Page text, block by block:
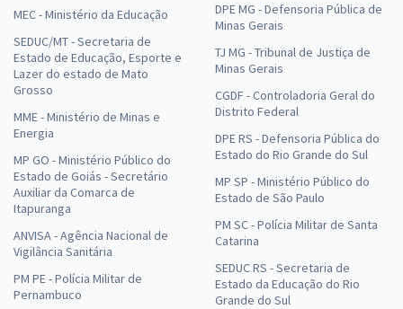
MEC - Ministério da Educação
SEDUC/MT - Secretaria de
Estado de Educação, Esporte e
Lazer do estado de Mato
Grosso
MME - Ministério de Minas e
Energia
MP GO - Ministério Público do
Estado de Goiás - Secretário
Auxiliar da Comarca de
Itapuranga
ANVISA - Agência Nacional de
Vigilância Sanitária
PM PE - Polícia Militar de
Pernambuco
DPE MG - Defensoria Pública de
Minas Gerais
TJ MG - Tribunal de Justiça de
Minas Gerais
CGDF - Controladoria Geral do
Distrito Federal
DPE RS - Defensoria Pública do
Estado do Rio Grande do Sul
MP SP - Ministério Público do
Estado de São Paulo
PM SC - Polícia Militar de Santa
Catarina
SEDUC RS - Secretaria de
Estado da Educação do Rio
Grande do Sul